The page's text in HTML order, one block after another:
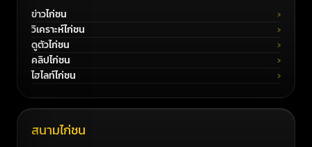
ข่าวไก่ชน
วิเคราะห์ไก่ชน
ดูตัวไก่ชน
คลิปไก่ชน
ไฮไลท์ไก่ชน
สนามไก่ชน